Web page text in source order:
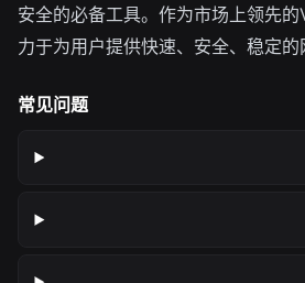
安全的必备工具。作为市场上领先
力于为用户提供快速、安全、稳定的
常见问题